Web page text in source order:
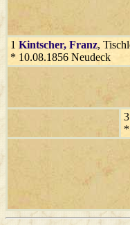
1 Kintscher, Franz,
* 10.08.1856 Neudeck
3